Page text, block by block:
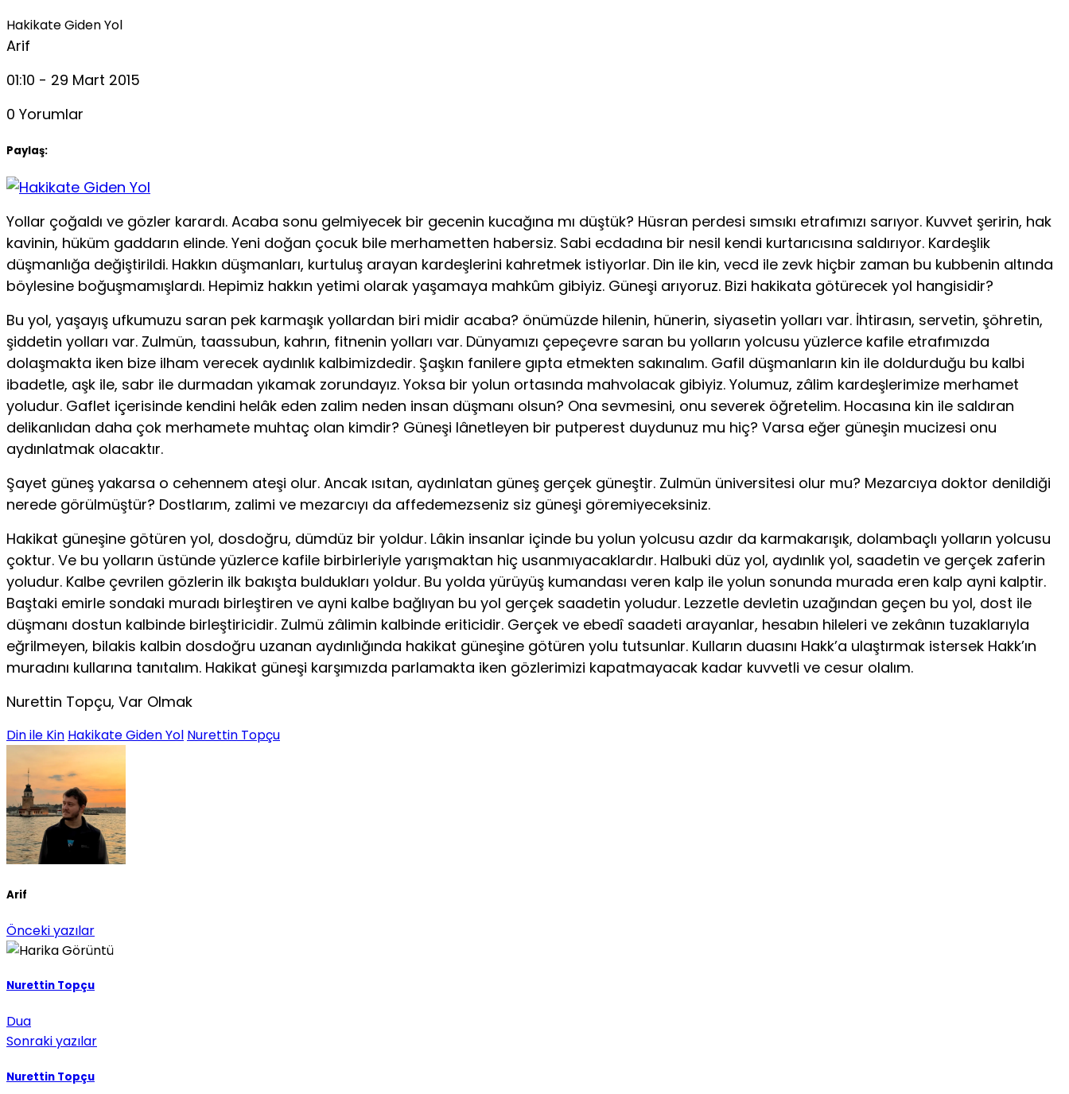
Hakikate Giden Yol
Arif
01:10 - 29 Mart 2015
0 Yorumlar
Paylaş:
Yollar çoğaldı ve gözler karardı. Acaba sonu gelmiyecek bir gecenin kucağına mı düştük? Hüsran perdesi sımsıkı etrafımızı sarıyor. Kuvvet şeririn, hak
kavinin, hüküm gaddarın elinde. Yeni doğan çocuk bile merhametten habersiz. Sabi ecdadına bir nesil kendi kurtarıcısına saldırıyor. Kardeşlik
düşmanlığa değiştirildi. Hakkın düşmanları, kurtuluş arayan kardeşlerini kahretmek isti­yorlar. Din ile kin, vecd ile zevk hiçbir zaman bu kubbenin altında
böylesine boğuşmamışlardı. Hepimiz hakkın yetimi olarak yaşa­maya mahkûm gibiyiz. Güneşi arıyoruz. Bizi hakikata götürecek yol hangisidir?
Bu yol, yaşayış ufkumuzu saran pek karmaşık yollardan biri midir acaba? önümüzde hilenin, hünerin, siyasetin yolları var. İhti­rasın, servetin, şöhretin,
şiddetin yolları var. Zulmün, taassubun, kahrın, fitnenin yolları var. Dünyamızı çepeçevre saran bu yolların yolcusu yüzlerce kafile etrafımızda
dolaşmakta iken bize ilham verecek aydınlık kalbimizdedir. Şaşkın fanilere gıpta etmekten sakınalım. Gafil düşmanların kin ile doldurduğu bu kalbi
ibadetle, aşk ile, sabr ile durmadan yıkamak zorundayız. Yoksa bir yolun ortasında mahvolacak gibiyiz. Yolumuz, zâlim kardeşlerimize merhamet
yoludur. Gaflet içerisinde kendini helâk eden zalim neden insan düşmanı olsun? Ona sevmesini, onu severek öğrete­lim. Hocasına kin ile saldıran
delikanlıdan daha çok merhamete muhtaç olan kimdir? Güneşi lânetleyen bir putperest duydunuz mu hiç? Varsa eğer güneşin mucizesi onu
aydınlatmak olacaktır.
Şayet güneş yakarsa o cehennem ateşi olur. Ancak ısıtan, aydınla­tan güneş gerçek güneştir. Zulmün üniversitesi olur mu? Mezarcıya doktor denildiği
nerede görülmüştür? Dostlarım, zalimi ve mezar­cıyı da affedemezseniz siz güneşi göremiyeceksiniz.
Hakikat güneşine götüren yol, dosdoğru, dümdüz bir yol­dur. Lâkin insanlar içinde bu yolun yolcusu azdır da karmakarışık, dolambaçlı yolların yolcusu
çoktur. Ve bu yolların üstünde yüzler­ce kafile birbirleriyle yarışmaktan hiç usanmıyacaklardır. Halbuki düz yol, aydınlık yol, saadetin ve gerçek zaferin
yoludur. Kalbe çevrilen gözlerin ilk bakışta buldukları yoldur. Bu yolda yürüyüş kumandası veren kalp ile yolun sonunda murada eren kalp ayni kalptir.
Baştaki emirle sondaki muradı birleştiren ve ayni kalbe bağlıyan bu yol gerçek saadetin yoludur. Lezzetle devletin uzağın­dan geçen bu yol, dost ile
düşmanı dostun kalbinde birleştiricidir. Zulmü zâlimin kalbinde eriticidir. Gerçek ve ebedî saadeti arayan­lar, hesabın hileleri ve zekânın tuzaklarıyla
eğrilmeyen, bilakis kalbin dosdoğru uzanan aydınlığında hakikat güneşine götüren yolu tutsunlar. Kulların duasını Hakk’a ulaştırmak istersek Hakk’ın
muradını kullarına tanıtalım. Hakikat güneşi karşımızda parlamak­ta iken gözlerimizi kapatmayacak kadar kuvvetli ve cesur olalım.
Nurettin Topçu, Var Olmak
Din ile Kin Hakikate Giden Yol Nurettin Topçu
Arif
Önceki yazılar
Nurettin Topçu
Dua
Sonraki yazılar
Nurettin Topçu